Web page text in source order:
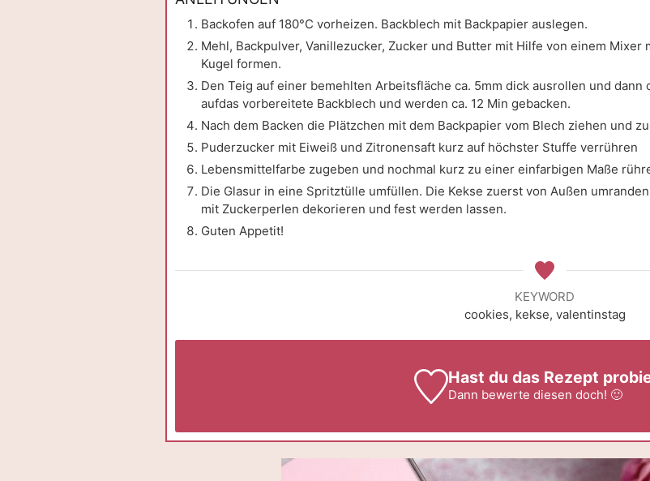
Backofen auf 180°C vorheizen. Backblech mit Backpapier auslegen.
Mehl, Backpulver, Vanillezucker, Zucker und Butter mit Hilfe von einem
Kugel formen.
Den Teig auf einer bemehlten Arbeitsfläche ca. 5mm dick ausrollen und dann
aufdas vorbereitete Backblech und werden ca. 12 Min gebacken.
Nach dem Backen die Plätzchen mit dem Backpapier vom Blech ziehen und
Puderzucker mit Eiweiß und Zitronensaft kurz auf höchster Stuffe verrühren
Lebensmittelfarbe zugeben und nochmal kurz zu einer einfarbigen Maße
Die Glasur in eine Spritztülle umfüllen. Die Kekse zuerst von Außen
mit Zuckerperlen dekorieren und fest werden lassen.
Guten Appetit!
KEYWORD
cookies, kekse, valentinstag
Hast du das Rezept
Dann bewerte diesen doch! 🙂